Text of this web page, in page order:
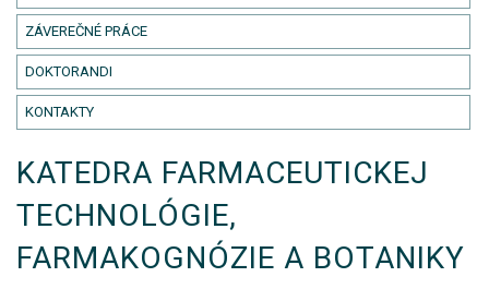
ZÁVEREČNÉ PRÁCE
DOKTORANDI
KONTAKTY
KATEDRA FARMACEUTICKEJ
TECHNOLÓGIE,
FARMAKOGNÓZIE A BOTANIKY